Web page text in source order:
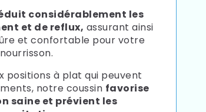
considérablement les
et de reflux, assurant ainsi
et confortable pour votre
nourrisson.
positions à plat qui peuvent
notre coussin favorise
saine et prévient les